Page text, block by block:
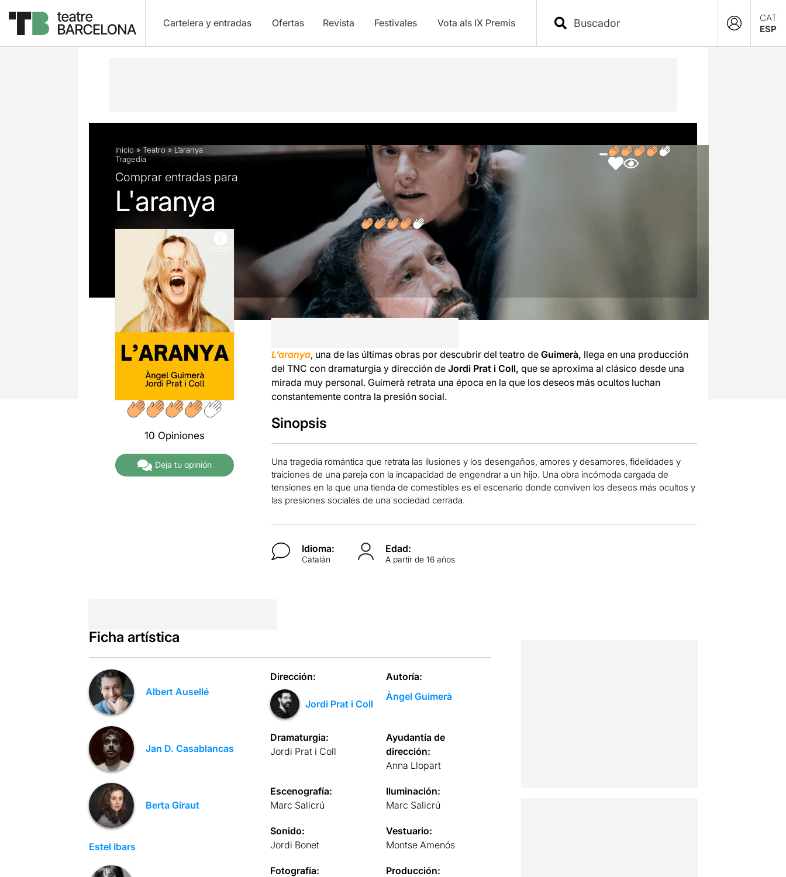
Cartelera y entradas Ofertas Revista Festivales Vota als IX Premis
CAT
ESP
Descripción Ficha artística Fotos y vídeos Opiniones Artículos
Inicio » Teatro » L’aranya
Tragedia
Comprar entradas para
L'aranya
10 Opiniones
Deja tu opinión
L’aranya, una de las últimas obras por descubrir del teatro de Guimerà, llega en una producción
del TNC con dramaturgia y dirección de Jordi Prat i Coll, que se aproxima al clásico desde una
mirada muy personal. Guimerà retrata una época en la que los deseos más ocultos luchan
constantemente contra la presión social.
Sinopsis
Una tragedia romántica que retrata las ilusiones y los desengaños, amores y desamores, fidelidades y
traiciones de una pareja con la incapacidad de engendrar a un hijo. Una obra incómoda cargada de
tensiones en la que una tienda de comestibles es el escenario donde conviven los deseos más ocultos y
las presiones sociales de una sociedad cerrada.
Idioma:
Catalán
Edad:
A partir de 16 años
Ficha artística
Albert Ausellé
Jan D. Casablancas
Berta Giraut
Estel Ibars
Dirección:
Jordi Prat i Coll
Autoría:
Àngel Guimerà
Dramaturgia:
Jordi Prat i Coll
Ayudantía de
dirección:
Anna Llopart
Escenografía:
Marc Salicrú
Iluminación:
Marc Salicrú
Sonido:
Jordi Bonet
Vestuario:
Montse Amenós
Fotografía:
Producción: